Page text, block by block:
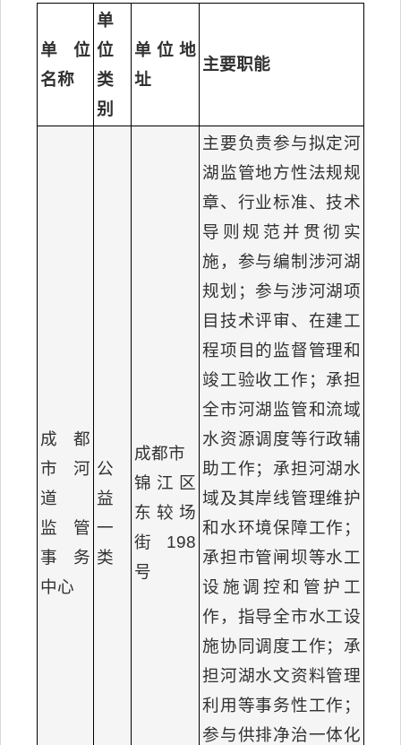
单位
名称
单
位
类
别
单位地
址
主要职能
成都
市河
道
监管
事务
中心
公
益
一
类
成都市
锦江区
东较场
街198
号
主要负责参与拟定河
湖监管地方性法规规
章、行业标准、技术
导则规范并贯彻实
施，参与编制涉河湖
规划；参与涉河湖项
目技术评审、在建工
程项目的监督管理和
竣工验收工作；承担
全市河湖监管和流域
水资源调度等行政辅
助工作；承担河湖水
域及其岸线管理维护
和水环境保障工作；
承担市管闸坝等水工
设施调控和管护工
作，指导全市水工设
施协同调度工作；承
担河湖水文资料管理
利用等事务性工作；
参与供排净治一体化